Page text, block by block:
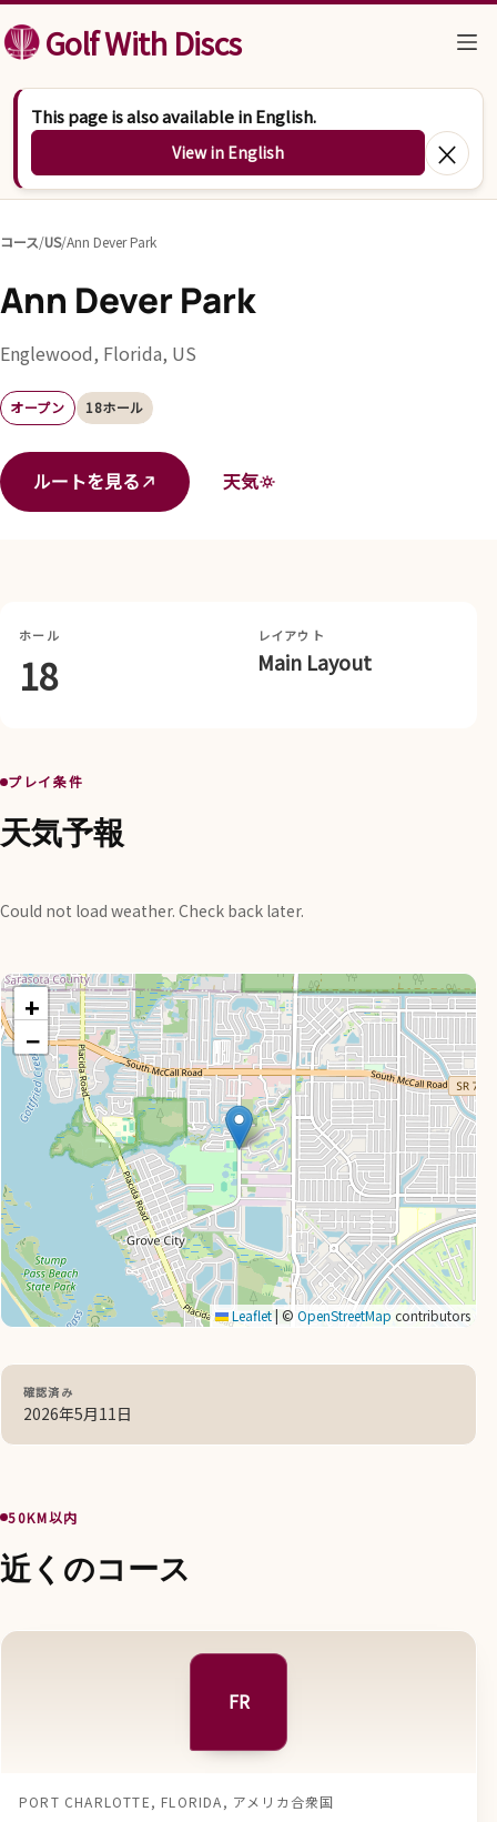
コンテンツへスキップ
Golf With Discs
This page is also available in English.
View in English ×
コース/US/Ann Dever Park
Ann Dever Park
Englewood, Florida, US
オープン 18ホール
ルートを見る 天気
ホール
18
レイアウト
Main Layout
プレイ条件
天気予報
Could not load weather. Check back later.
+
−
Leaflet ©OpenStreetMap contributors
確認済み
2026年5月11日
50KM以内
近くのコース
FR
PORT CHARLOTTE, FLORIDA, アメリカ合衆国